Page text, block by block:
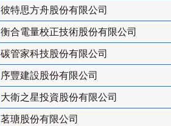
彼特思方舟股份有限公司
衡合電量校正技術股份有限公司
碳管家科技股份有限公司
序豐建設股份有限公司
大衛之星投資股份有限公司
茗瑭股份有限公司